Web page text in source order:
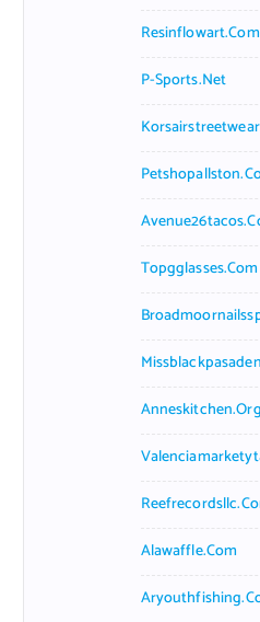
Resinflowart.com
P-Sports.net
Topgglasses.com
Anneskitchen.org
Alawaffle.com